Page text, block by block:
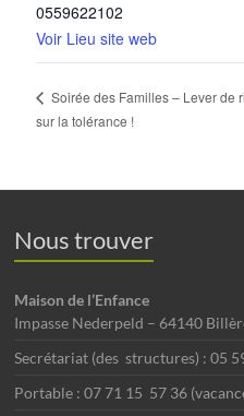
0559622102
Voir Lieu site web
Soirée des Familles – Lever de
sur la tolérance !
Nous trouver
Maison de l’Enfance
Impasse Nederpeld – 64140
Secrétariat (des structures) : 05
Portable : 07 71 15 57 36